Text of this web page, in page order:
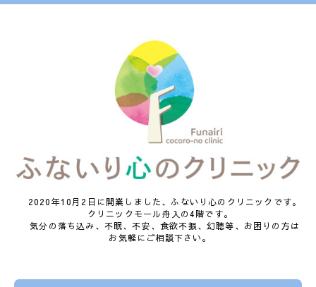
2020年10月2日に開業しました、ふないり心のクリニックです。
クリニックモール舟入の4階です。
気分の落ち込み、不眠、不安、食欲不振、幻聴等、お困りの方は
お気軽にご相談下さい。